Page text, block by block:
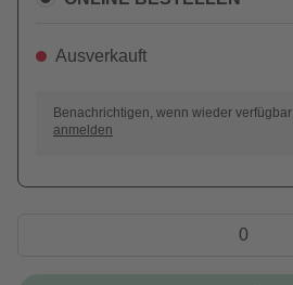
Ausverkauft
Benachrichtigen, wenn wieder verfügbar
anmelden